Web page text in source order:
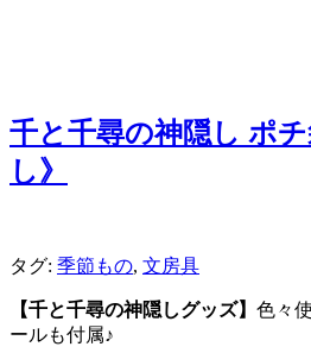
千と千尋の神隠し ポ
し》
タグ: 季節もの, 文房具
【千と千尋の神隠しグッズ】 色々
ールも付属♪